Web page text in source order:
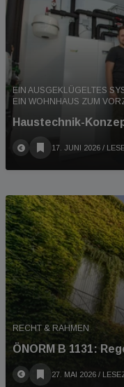
EIN AUSGEKLÜGELTES
EIN WOHNHAUS ZUM
Haustechnik-
17. JUNI 2026 /
RECHT & RAHMEN
ÖNORM B 1131:
27. MAI 2026 /